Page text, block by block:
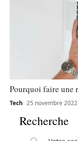
Pourquoi faire une
Tech 25 novembre 2022
Recherche